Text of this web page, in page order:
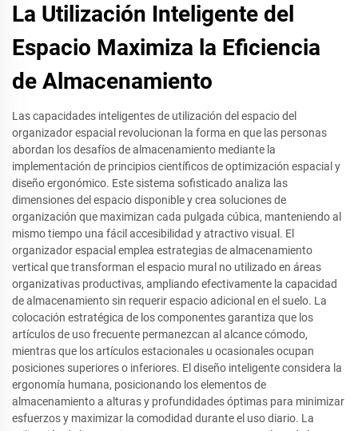
La Utilización Inteligente del
Espacio Maximiza la Eficiencia
de Almacenamiento
Las capacidades inteligentes de utilización del espacio del
organizador espacial revolucionan la forma en que las personas
abordan los desafíos de almacenamiento mediante la
implementación de principios científicos de optimización espacial y
diseño ergonómico. Este sistema sofisticado analiza las
dimensiones del espacio disponible y crea soluciones de
organización que maximizan cada pulgada cúbica, manteniendo al
mismo tiempo una fácil accesibilidad y atractivo visual. El
organizador espacial emplea estrategias de almacenamiento
vertical que transforman el espacio mural no utilizado en áreas
organizativas productivas, ampliando efectivamente la capacidad
de almacenamiento sin requerir espacio adicional en el suelo. La
colocación estratégica de los componentes garantiza que los
artículos de uso frecuente permanezcan al alcance cómodo,
mientras que los artículos estacionales u ocasionales ocupan
posiciones superiores o inferiores. El diseño inteligente considera la
ergonomía humana, posicionando los elementos de
almacenamiento a alturas y profundidades óptimas para minimizar
esfuerzos y maximizar la comodidad durante el uso diario. La